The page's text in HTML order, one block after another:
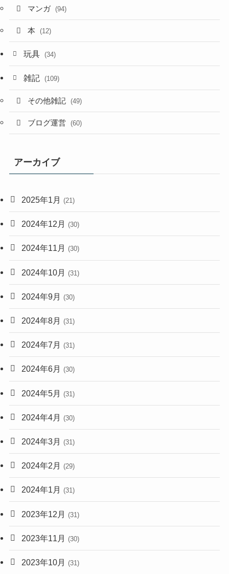
マンガ (94)
本 (12)
玩具 (34)
雑記 (109)
その他雑記 (49)
ブログ運営 (60)
アーカイブ
2025年1月 (21)
2024年12月 (30)
2024年11月 (30)
2024年10月 (31)
2024年9月 (30)
2024年8月 (31)
2024年7月 (31)
2024年6月 (30)
2024年5月 (31)
2024年4月 (30)
2024年3月 (31)
2024年2月 (29)
2024年1月 (31)
2023年12月 (31)
2023年11月 (30)
2023年10月 (31)